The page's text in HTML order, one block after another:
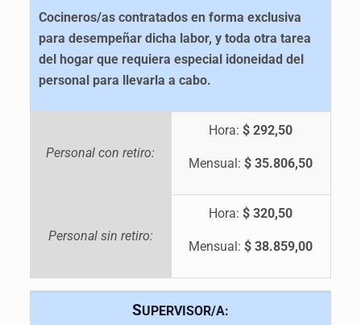
Cocineros/as contratados en forma exclusiva
para desempeñar dicha labor, y toda otra tarea
del hogar que requiera especial idoneidad del
personal para llevarla a cabo.
Personal con retiro:
Hora:$ 292,50
Mensual:$ 35.806,50
Personal sin retiro:
Hora:$ 320,50
Mensual:$ 38.859,00
SUPERVISOR/A: